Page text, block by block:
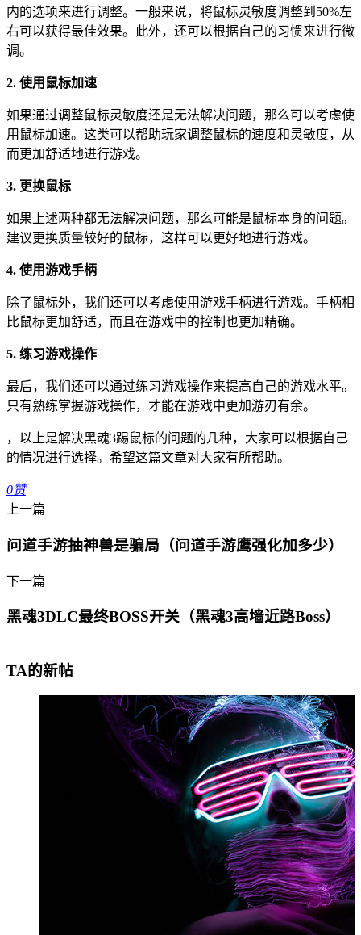
内的选项来进行调整。一般来说，将鼠标灵敏度调整到50%左
右可以获得最佳效果。此外，还可以根据自己的习惯来进行微
调。
2. 使用鼠标加速
如果通过调整鼠标灵敏度还是无法解决问题，那么可以考虑使
用鼠标加速。这类可以帮助玩家调整鼠标的速度和灵敏度，从
而更加舒适地进行游戏。
3. 更换鼠标
如果上述两种都无法解决问题，那么可能是鼠标本身的问题。
建议更换质量较好的鼠标，这样可以更好地进行游戏。
4. 使用游戏手柄
除了鼠标外，我们还可以考虑使用游戏手柄进行游戏。手柄相
比鼠标更加舒适，而且在游戏中的控制也更加精确。
5. 练习游戏操作
最后，我们还可以通过练习游戏操作来提高自己的游戏水平。
只有熟练掌握游戏操作，才能在游戏中更加游刃有余。
，以上是解决黑魂3踢鼠标的问题的几种，大家可以根据自己
的情况进行选择。希望这篇文章对大家有所帮助。
0赞
上一篇
问道手游抽神兽是骗局（问道手游鹰强化加多少）
下一篇
黑魂3DLC最终BOSS开关（黑魂3高墙近路Boss）
TA的新帖